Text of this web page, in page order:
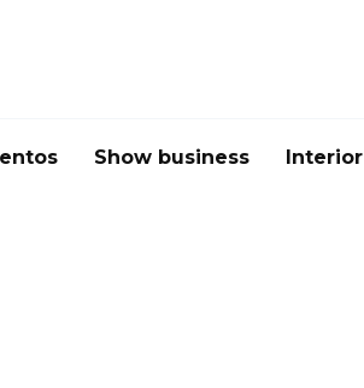
Show business Interior